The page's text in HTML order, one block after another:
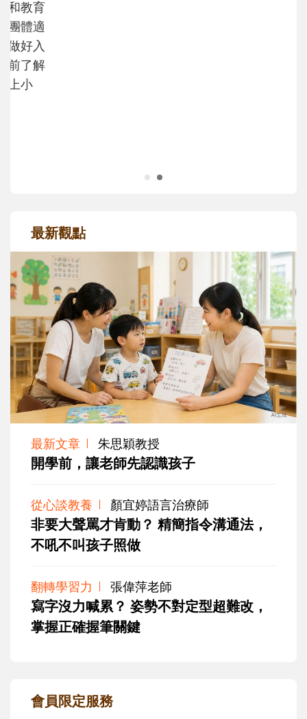
沒有人天生就擅長當爸爸！男人總是在一次
次「前所未有」的體驗中，跟著孩子一起長
大。從給予安全感的肢體遊戲，到獨立自
主、角色認同及解決問題的能力養成。爸爸
最新觀點
最新文章 朱思穎教授
開學前，讓老師先認識孩子
從心談教養 顏宜婷語言治療師
非要大聲罵才肯動？ 精簡指令溝通法，
不吼不叫孩子照做
翻轉學習力 張偉萍老師
寫字沒力喊累？ 姿勢不對定型超難改，
掌握正確握筆關鍵
會員限定服務